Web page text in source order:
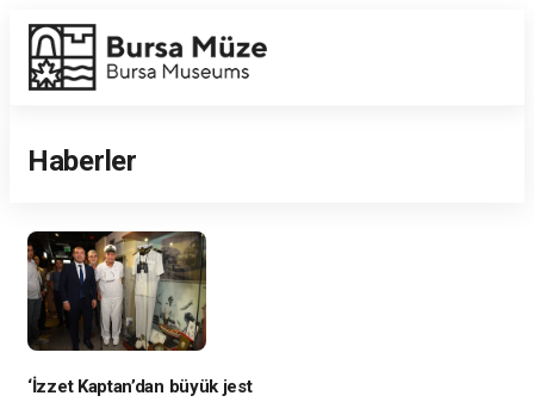
Enabled
Haberler
‘İzzet Kaptan’dan büyük jest